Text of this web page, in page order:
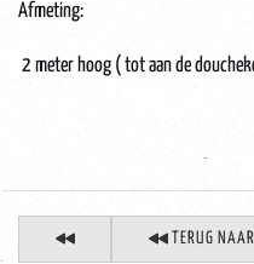
Afmeting:
2 meter hoog ( tot aan de
TERUG